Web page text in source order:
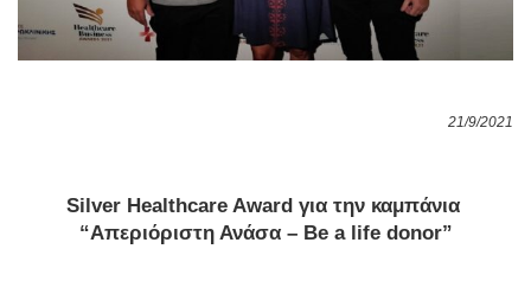
21/9/2021
Silver Healthcare Award για την καμπάνια
“Απεριόριστη Ανάσα – Be a life donor”